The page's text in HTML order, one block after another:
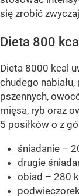
się zrobić
Dieta 800
Dieta 8000 kcal
chudego
pszennych,
mięsa, ryb oraz
5 posiłków o z
śniadanie –
drugie
obiad – 280